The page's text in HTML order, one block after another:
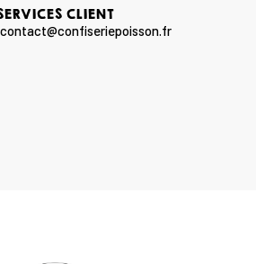
CLIENT